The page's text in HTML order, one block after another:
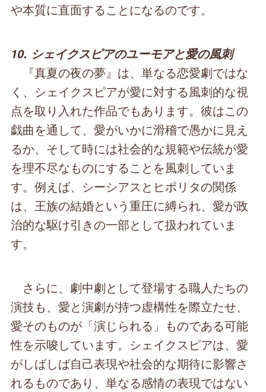
や本質に直面することになるのです。
10. シェイクスピアのユーモアと愛の風刺
『真夏の夜の夢』は、単なる恋愛劇ではな
く、シェイクスピアが愛に対する風刺的な視
点を取り入れた作品でもあります。彼はこの
戯曲を通して、愛がいかに滑稽で愚かに見え
るか、そして時には社会的な規範や伝統が愛
を理不尽なものにすることを風刺していま
す。例えば、シーシアスとヒポリタの関係
は、王族の結婚という重圧に縛られ、愛が政
治的な駆け引きの一部として扱われていま
す。
さらに、劇中劇として登場する職人たちの
演技も、愛と演劇が持つ虚構性を際立たせ、
愛そのものが「演じられる」ものである可能
性を示唆しています。シェイクスピアは、愛
がしばしば自己表現や社会的な期待に影響さ
れるものであり、単なる感情の表現ではない